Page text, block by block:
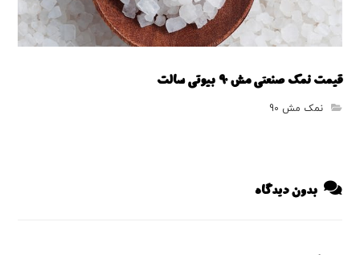
قیمت نمک صنعتی مش 90 بیوتی سالت
نمک مش 90
بدون دیدگاه